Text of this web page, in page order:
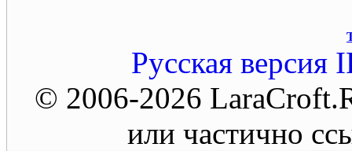
Русская версия
© 2006-2026
или частично